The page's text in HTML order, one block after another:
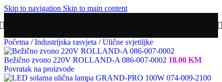
Skip to navigation Skip to main content
Početna / Industrijska rasvjeta / Ulične svjetiljke
Bežično zvono 220V ROLLAND-A 086-007-0002 18.00 KM
Povratak na proizvode